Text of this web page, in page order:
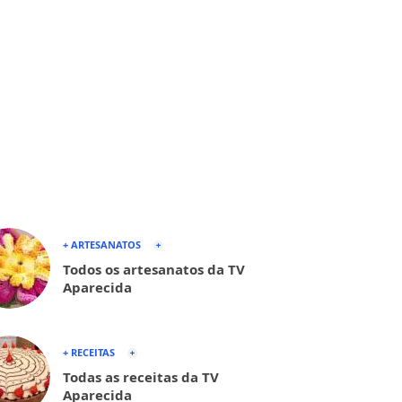
+ ARTESANATOS
Todos os artesanatos da TV
Aparecida
+ RECEITAS
Todas as receitas da TV
Aparecida